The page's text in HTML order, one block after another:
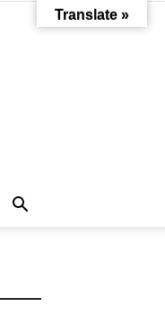
Translate »